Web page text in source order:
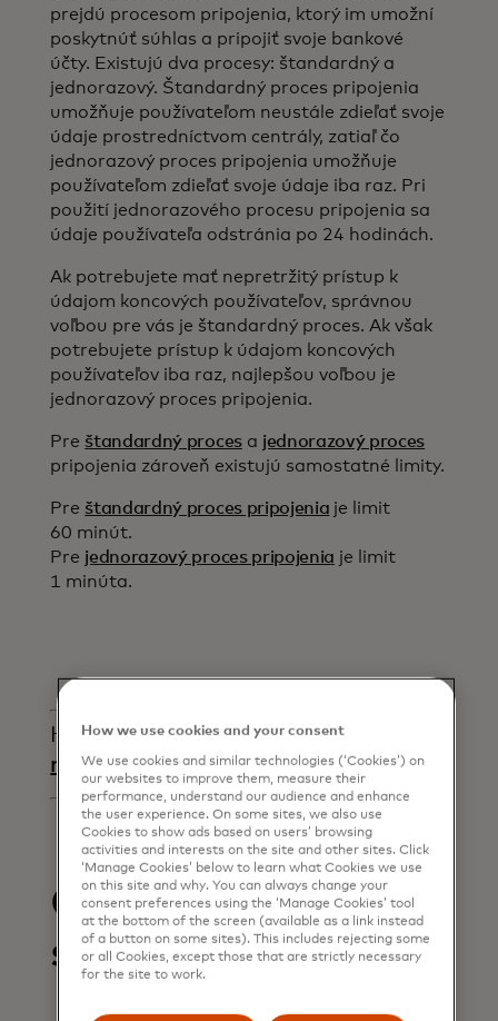
prejdú procesom pripojenia, ktorý im umožní
poskytnúť súhlas a pripojiť svoje bankové
účty. Existujú dva procesy: štandardný a
jednorazový. Štandardný proces pripojenia
umožňuje používateľom neustále zdieľať svoje
údaje prostredníctvom centrály, zatiaľ čo
jednorazový proces pripojenia umožňuje
používateľom zdieľať svoje údaje iba raz. Pri
použití jednorazového procesu pripojenia sa
údaje používateľa odstránia po 24 hodinách.
Ak potrebujete mať nepretržitý prístup k
údajom koncových používateľov, správnou
voľbou pre vás je štandardný proces. Ak však
potrebujete prístup k údajom koncových
používateľov iba raz, najlepšou voľbou je
jednorazový proces pripojenia.
Pre štandardný procesa jednorazový proces
pripojenia zároveň existujú samostatné limity.
Pre štandardný proces pripojenia je limit
60 minút.
Pre jednorazový proces pripojenia je limit
1 minúta.
Have more questions?Submit a
request opens in a new tab
Články v tejto
sekcii
How we use cookies and your consent
We use cookies and similar technologies (‘Cookies’) on
our websites to improve them, measure their
performance, understand our audience and enhance
the user experience. On some sites, we also use
Cookies to show ads based on users’ browsing
activities and interests on the site and other sites. Click
‘Manage Cookies’ below to learn what Cookies we use
on this site and why. You can always change your
consent preferences using the ‘Manage Cookies’ tool
at the bottom of the screen (available as a link instead
of a button on some sites). This includes rejecting some
or all Cookies, except those that are strictly necessary
for the site to work.